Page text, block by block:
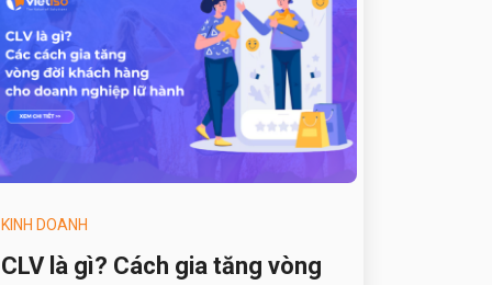
KINH DOANH
CLV là gì? Cách gia tăng vòng